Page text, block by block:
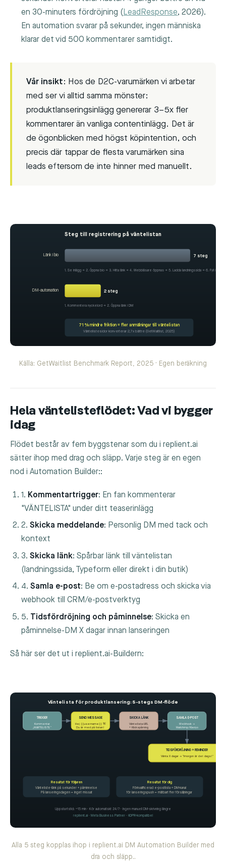
en 30-minuters fördröjning (LeadResponse, 2026).
En automation svarar på sekunder, ingen människa
klarar det vid 500 kommentarer samtidigt.
Vår insikt: Hos de D2C-varumärken vi arbetar
med ser vi alltid samma mönster:
produktlanseringsinlägg genererar 3–5x fler
kommentarer än vanliga contentinlägg. Det är
de ögonblicken med högst köpintention, och
precis där tappar de flesta varumärken sina
leads eftersom de inte hinner med manuellt.
Steg till registrering på väntelistan
Länk i bio
DM-automation
7 steg
2 steg
1. Se inlägg → 2. Öppna bio → 3. Hitta länk → 4. Webbläsare öppnas → 5. Ladda landningssida → 6. Fyll i
1. Kommentera nyckelord → 2. Öppna länk i DM
71 % mindre friktion = fler anmälningar till väntelistan
Väntelistesidor konverterar 2,7x bättre (GetWaitlist, 2025)
Källa: GetWaitlist Benchmark Report, 2025 · Egen beräkning
Hela väntelisteflödet: Vad vi bygger
idag
Flödet består av fem byggstenar som du i replient.ai
sätter ihop med drag och släpp. Varje steg är en egen
nod i Automation Builder::
1. Kommentartrigger: En fan kommenterar
"VÄNTELISTA" under ditt teaserinlägg
2.Skicka meddelande: Personlig DM med tack och
kontext
3.Skicka länk: Spårbar länk till väntelistan
(landningssida, Typeform eller direkt i din butik)
4.Samla e-post: Be om e-postadress och skicka via
webhook till CRM/e-postverktyg
5. Tidsfördröjning och påminnelse: Skicka en
påminnelse-DM X dagar innan lanseringen
Så här ser det ut i replient.ai-Buildern:
Väntelista för produktlansering: 5-stegs DM-flöde
TRIGGER
Kommentar
„WARTELISTE“
SEND MESSAGE
Hej {{username}} 👋
Du är med på listan!
SKICKA LÄNK
Väntelista-URL
+ Klickspårning
SAMLA E-POST
Webhook →
Mailchimp/Klaviyo
TIDSFÖRDRÖJNING + REMINDER
Vänta X dagar → "Imorgon är det dags!"
Resultat för följaren
Vänteliste-länk på sekunder + påminnelse
På lanseringsdagen = inget missat
Resultat för dig
Förkvalificerad e-postlista + DM-kanal
för lanseringspush = mätbart fler försäljningar
Uppstartstid: ~15 min · Kör automatiskt 24/7 · Ingen manuell DM-skrivning längre
replient.ai · Meta Business Partner · GDPR-kompatibel
Alla 5 steg kopplas ihop i replient.ai DM Automation Builder med
dra och släpp..